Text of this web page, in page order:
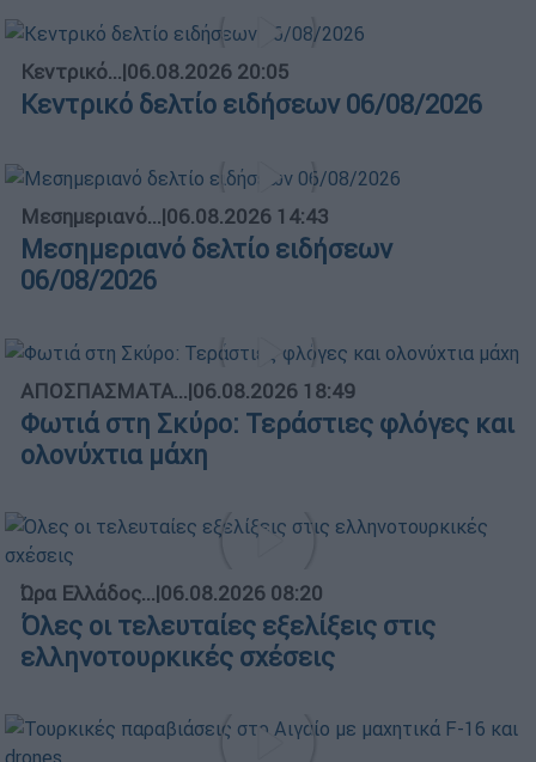
Κεντρικό...|06.08.2026 20:05
Κεντρικό δελτίο ειδήσεων 06/08/2026
Μεσημεριανό...|06.08.2026 14:43
Μεσημεριανό δελτίο ειδήσεων
06/08/2026
ΑΠΟΣΠΑΣΜΑΤΑ...|06.08.2026 18:49
Φωτιά στη Σκύρο: Τεράστιες φλόγες και
ολονύχτια μάχη
Ώρα Ελλάδος...|06.08.2026 08:20
Όλες οι τελευταίες εξελίξεις στις
ελληνοτουρκικές σχέσεις